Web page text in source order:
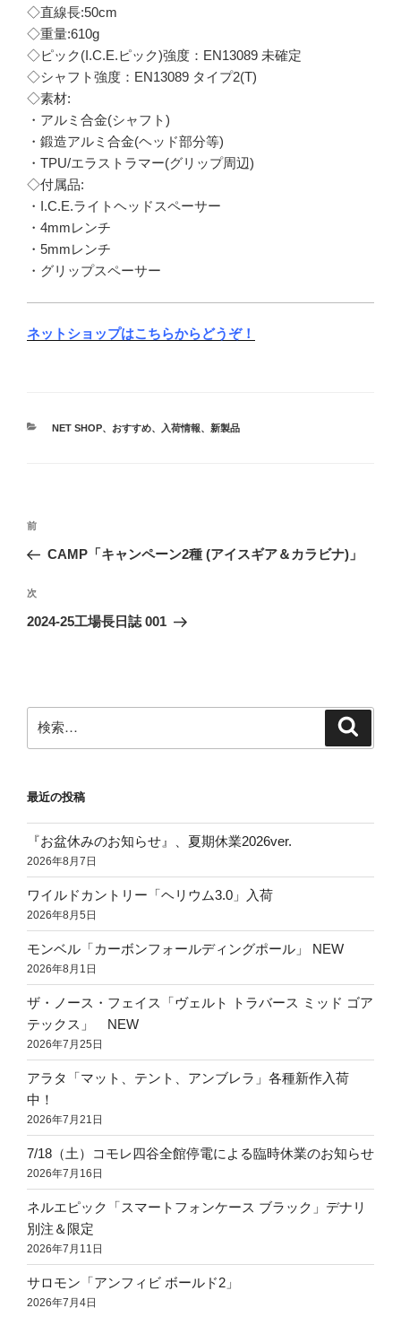
◇直線長:50cm
◇重量:610g
◇ピック(I.C.E.ピック)強度：EN13089 未確定
◇シャフト強度：EN13089 タイプ2(T)
◇素材:
・アルミ合金(シャフト)
・鍛造アルミ合金(ヘッド部分等)
・TPU/エラストラマー(グリップ周辺)
◇付属品:
・I.C.E.ライトヘッドスペーサー
・4mmレンチ
・5mmレンチ
・グリップスペーサー
ネットショップはこちらからどうぞ！
カ
NET SHOP、 おすすめ、 入荷情報、 新製品
投
ナ
ビ
ゲ
ン
前
の
稿
前
CAMP「キャンペーン2種 (アイスギア＆カラビナ)」
次
の
次
2024-25工場長日誌 001
索:
最近の投稿
『お盆休みのお知らせ』、夏期休業2026ver.
2026年8月7日
ワイルドカントリー「ヘリウム3.0」入荷
2026年8月5日
モンベル「カーボンフォールディングポール」 NEW
2026年8月1日
ザ・ノース・フェイス「ヴェルト トラバース ミッド ゴア
テックス」 NEW
2026年7月25日
アラタ「マット、テント、アンブレラ」各種新作入荷
中！
2026年7月21日
7/18（土）コモレ四谷全館停電による臨時休業のお知らせ
2026年7月16日
ネルエピック「スマートフォンケース ブラック」デナリ
別注＆限定
2026年7月11日
サロモン「アンフィビ ボールド2」
2026年7月4日